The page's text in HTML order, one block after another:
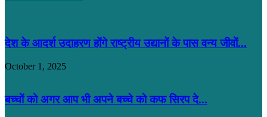
देश के आदर्श उदाहरण होंगे राष्ट्रीय उद्यानों के पास वन्य जीवों...
October 1, 2025
बच्चों को अगर आप भी अपने बच्चे को कफ सिरप दे...